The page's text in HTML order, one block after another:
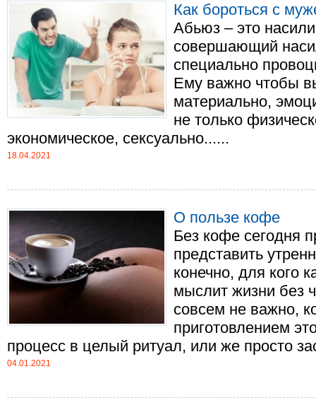
Как бороться с
Абьюз – это
совершающий
специально
Ему важно чтобы
материально,
не только
экономическое, сексуально......
18.04.2021
О пользе кофе
Без кофе сегодня
представить
конечно, для кого
мыслит жизни без
совсем не важно,
приготовлением
процесс в целый ритуал, или же просто
04.01.2021